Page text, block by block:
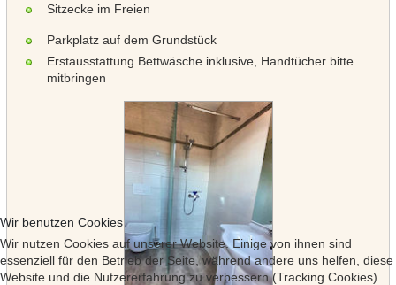
Sitzecke im Freien
Parkplatz auf dem Grundstück
Erstausstattung Bettwäsche inklusive, Handtücher bitte
mitbringen
Wir benutzen Cookies
Wir nutzen Cookies auf unserer Website. Einige von ihnen sind
essenziell für den Betrieb der Seite, während andere uns helfen, diese
Website und die Nutzererfahrung zu verbessern (Tracking Cookies).